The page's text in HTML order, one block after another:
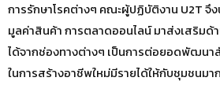
การรักษาโรคต่างๆ คณะผู้ปฏิบัติงาน U2T จึ
มูลค่าสินค้า การตลาดออนไลน์ มาส่งเสริมด้
ได้จากช่องทางต่างๆ เป็นการต่อยอดพัฒนา
ในการสร้างอาชีพใหม่มีรายได้ให้กับชุมชนมา